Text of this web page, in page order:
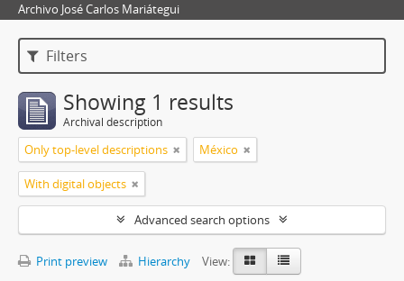
Archivo José Carlos Mariátegui
Filters
Showing 1 results
Archival description
Only top-level descriptions México
With digital objects
Advanced search options
Print preview Hierarchy
View: